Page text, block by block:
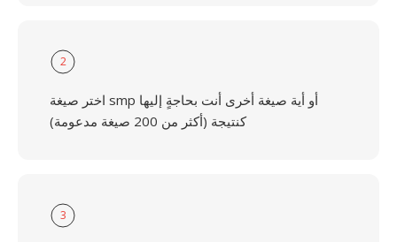
2
اختر صيغة smp أو أية صيغة أخرى أنت بحاجةٍ إليها
كنتيجة (أكثر من 200 صيغة مدعومة)
3